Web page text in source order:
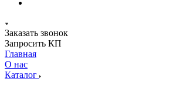
Заказать звонок
Запросить КП
Главная
О нас
Каталог